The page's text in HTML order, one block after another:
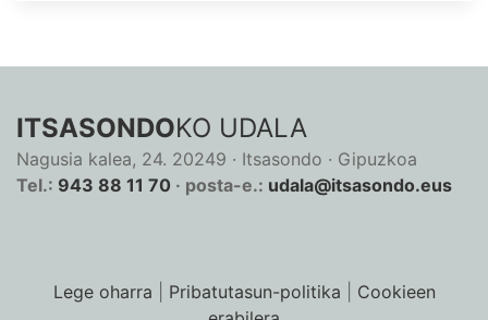
ITSASONDOKO UDALA
Nagusia kalea, 24. 20249 · Itsasondo · Gipuzkoa
Tel.: 943 88 11 70 · posta-e.: udala@itsasondo.eus
Lege oharra Pribatutasun-politika
Cookieen